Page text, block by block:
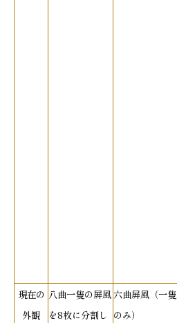
現在の
外観
八曲一隻の屛風
を8枚に分割し
六曲屏風（一隻
のみ）